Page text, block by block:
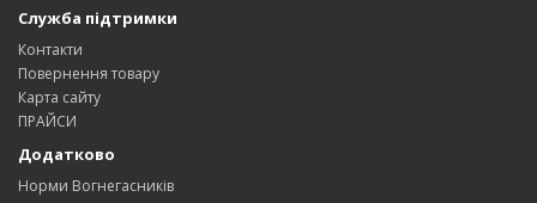
Служба підтримки
Контакти
Повернення товару
Карта сайту
ПРАЙСИ
Додатково
Норми Вогнегасників